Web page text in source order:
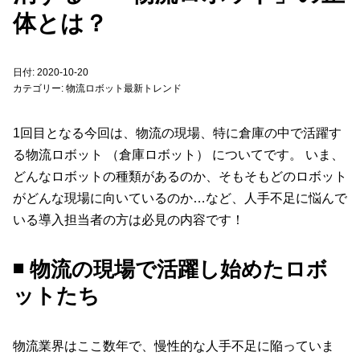
体とは？
日付: 2020-10-20
カテゴリー: 物流ロボット最新トレンド
1回目となる今回は、物流の現場、特に倉庫の中で活躍す
る物流ロボット （倉庫ロボット） についてです。 いま、
どんなロボットの種類があるのか、そもそもどのロボット
がどんな現場に向いているのか…など、人手不足に悩んで
いる導入担当者の方は必見の内容です！
◾️ 物流の現場で活躍し始めたロボ
ットたち
物流業界はここ数年で、慢性的な人手不足に陥っていま